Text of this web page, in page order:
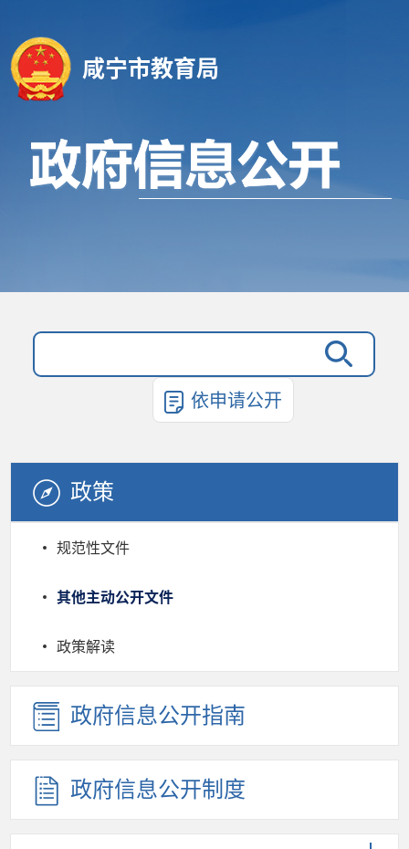
咸宁市教育局
依申请公开
政策
规范性文件
其他主动公开文件
政策解读
政府信息公开指南
政府信息公开制度